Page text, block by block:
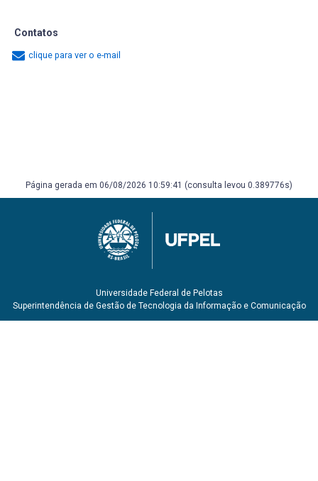
Contatos
clique para ver o e-mail
Página gerada em 06/08/2026 10:59:41 (consulta levou 0.389776s)
Universidade Federal de Pelotas
Superintendência de Gestão de Tecnologia da Informação e Comunicação